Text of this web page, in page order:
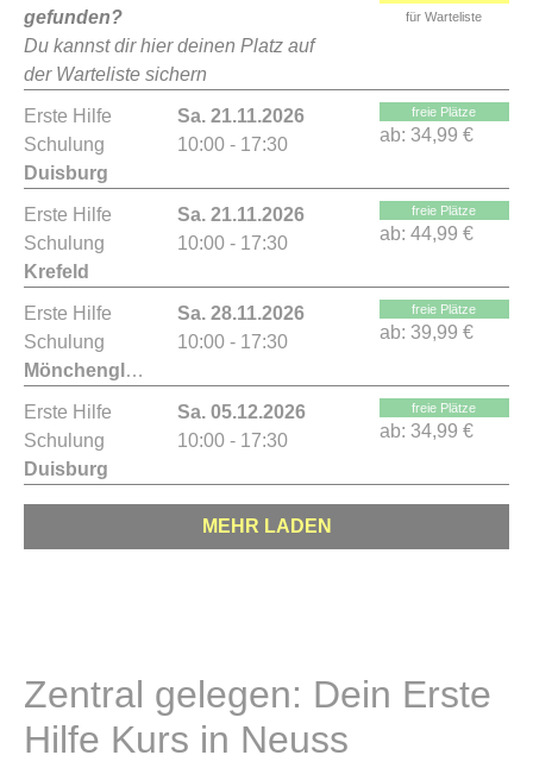
gefunden?
Du kannst dir hier deinen Platz auf
der Warteliste sichern
für Warteliste
Erste Hilfe
Schulung
Duisburg
Sa. 21.11.2026
10:00 - 17:30
freie Plätze
ab: 34,99 €
Erste Hilfe
Schulung
Krefeld
Sa. 21.11.2026
10:00 - 17:30
freie Plätze
ab: 44,99 €
Erste Hilfe
Schulung
Mönchengladbach
Sa. 28.11.2026
10:00 - 17:30
freie Plätze
ab: 39,99 €
Erste Hilfe
Schulung
Duisburg
Sa. 05.12.2026
10:00 - 17:30
freie Plätze
ab: 34,99 €
MEHR LADEN
Zentral gelegen: Dein Erste
Hilfe Kurs in Neuss